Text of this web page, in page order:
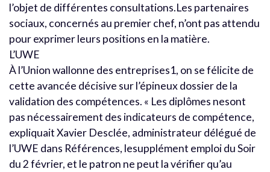
l’objet de différentes consultations.Les partenaires
sociaux, concernés au premier chef, n’ont pas attendu
pour exprimer leurs positions en la matière.
L’UWE
À l’Union wallonne des entreprises1, on se félicite de
cette avancée décisive sur l’épineux dossier de la
validation des compétences. « Les diplômes nesont
pas nécessairement des indicateurs de compétence,
expliquait Xavier Desclée, administrateur délégué de
l’UWE dans Références, lesupplément emploi du Soir
du 2 février, et le patron ne peut la vérifier qu’au